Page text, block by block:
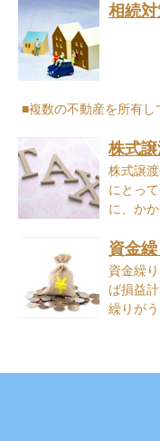
相続
■複数の不動産を所有し
株式
株式譲
にとっ
に、か
資金
資金繰
ば損益
繰りが